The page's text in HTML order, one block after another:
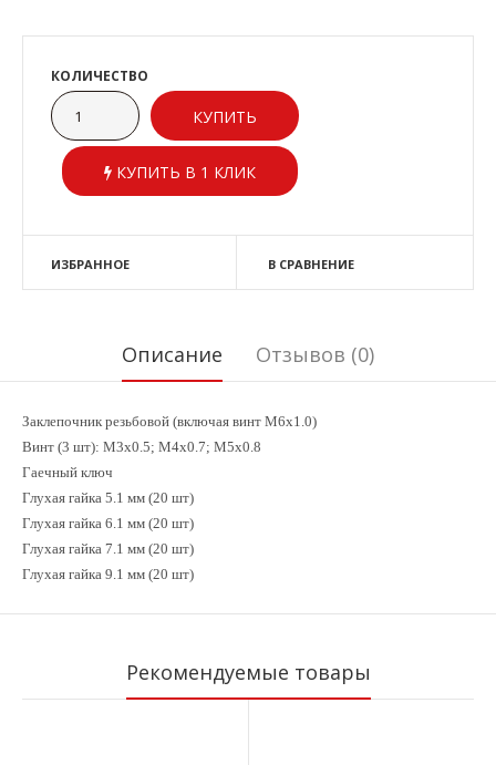
КОЛИЧЕСТВО
КУПИТЬ В 1 КЛИК
ИЗБРАННОЕ В СРАВНЕНИЕ
Описание Отзывов (0)
Заклепочник резьбовой (включая винт М6х1.0)
Винт (3 шт): М3х0.5; М4х0.7; М5х0.8
Гаечный ключ
Глухая гайка 5.1 мм (20 шт)
Глухая гайка 6.1 мм (20 шт)
Глухая гайка 7.1 мм (20 шт)
Глухая гайка 9.1 мм (20 шт)
Рекомендуемые товары